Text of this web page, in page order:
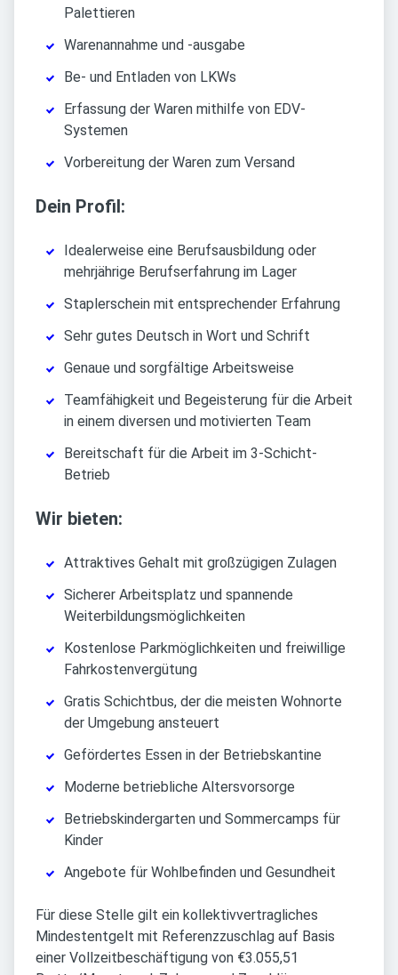
Palettieren
Warenannahme und -ausgabe
Be- und Entladen von LKWs
Erfassung der Waren mithilfe von EDV-
Systemen
Vorbereitung der Waren zum Versand
Dein Profil:
Idealerweise eine Berufsausbildung oder
mehrjährige Berufserfahrung im Lager
Staplerschein mit entsprechender Erfahrung
Sehr gutes Deutsch in Wort und Schrift
Genaue und sorgfältige Arbeitsweise
Teamfähigkeit und Begeisterung für die Arbeit
in einem diversen und motivierten Team
Bereitschaft für die Arbeit im 3-Schicht-
Betrieb
Wir bieten:
Attraktives Gehalt mit großzügigen Zulagen
Sicherer Arbeitsplatz und spannende
Weiterbildungsmöglichkeiten
Kostenlose Parkmöglichkeiten und freiwillige
Fahrkostenvergütung
Gratis Schichtbus, der die meisten Wohnorte
der Umgebung ansteuert
Gefördertes Essen in der Betriebskantine
Moderne betriebliche Altersvorsorge
Betriebskindergarten und Sommercamps für
Kinder
Angebote für Wohlbefinden und Gesundheit
Für diese Stelle gilt ein kollektivvertragliches
Mindestentgelt mit Referenzzuschlag auf Basis
einer Vollzeitbeschäftigung von €3.055,51